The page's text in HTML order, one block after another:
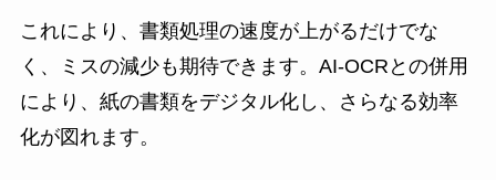
これにより、書類処理の速度が上がるだけでな
く、ミスの減少も期待できます。AI-OCRとの併用
により、紙の書類をデジタル化し、さらなる効率
化が図れます。